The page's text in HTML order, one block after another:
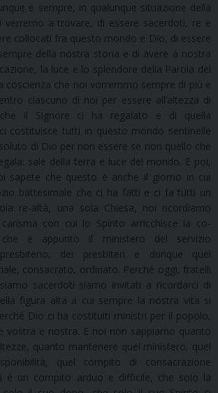
e sempre, in qualunque situazione della
verremo a trovare, di essere sacerdoti, re e
collocati fra questo mondo e Dio, di essere
della nostra storia e di avere a nostra
la luce e lo splendore della Parola del
coscienza che noi vorremmo sempre di più e
ciascuno di noi per essere all’altezza di
che il Signore ci ha regalato e di quella
costituisce tutti in questo mondo sentinelle
di Dio per non essere se non quello che
sale della terra e luce del mondo. E poi,
sapete che questo è anche il giorno in cui
battesimale che ci ha fatti e ci fa tutti un
re-altà, una sola Chiesa, noi ricordiamo
con cui lo Spirito arricchisce la co-
che è appunto il ministero del servizio
dei presbiteri e dunque quel
consacrato, ordinato. Perché oggi, fratelli
sacerdoti siamo invitati a ricordarci di
figura alta a cui sempre la nostra vita si
Dio ci ha costituiti ministri per il popolo,
vostra e nostra. E noi non sappiamo quanto
quanto mantenere quel ministero, quel
quel compito di consacrazione
è un compito arduo e difficile, che solo la